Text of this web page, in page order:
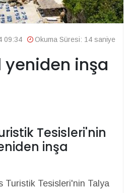
09:34 Okuma Süresi: 14 saniye
yeniden inşa
Tesisleri'nin
inşa
Turistik Tesisleri'nin Talya